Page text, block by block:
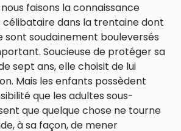
faisons la connaissance
célibataire dans la trentaine dont
sont soudainement bouleversés
Soucieuse de protéger sa
sept ans, elle choisit de lui
Mais les enfants possèdent
que les adultes sous-
que quelque chose ne tourne
à sa façon, de mener